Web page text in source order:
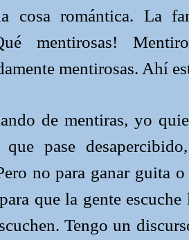
cosa romántica. La
mentirosas!
mentirosas. Ahí
de mentiras, yo
pase
no para ganar guita
que la gente
Tengo un